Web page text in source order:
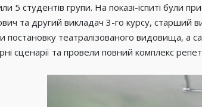
5 студентів групи. На показі-іспиті були
та другий викладач 3-го курсу, старший
театралізованого видовища, а
сценарії та провели повний комплекс